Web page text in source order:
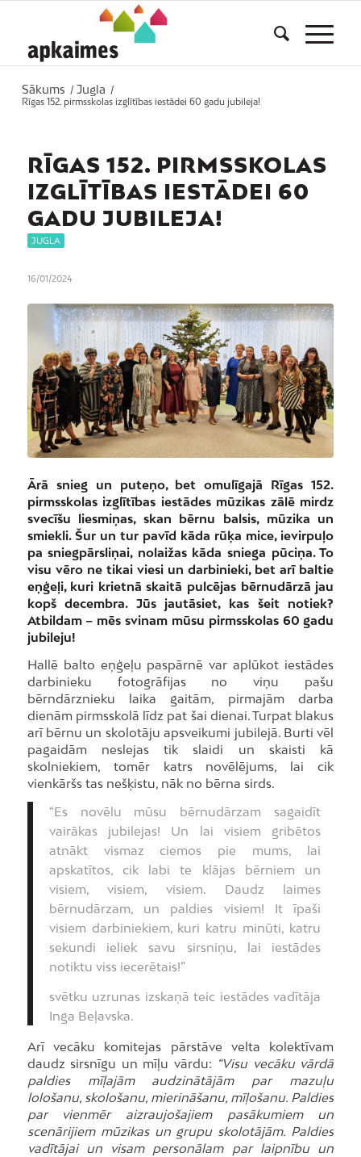
Sākums / Jugla
/
Rīgas 152. pirmsskolas izglītības iestādei 60 gadu jubileja!
RĪGAS 152. PIRMSSKOLAS
IZGLĪTĪBAS IESTĀDEI 60
GADU JUBILEJA!
JUGLA
16/01/2024
Ārā snieg un puteņo, bet omulīgajā Rīgas 152.
pirmsskolas izglītības iestādes mūzikas zālē mirdz
svecīšu liesmiņas, skan bērnu balsis, mūzika un
smiekli. Šur un tur pavīd kāda rūķa mice, ievirpuļo
pa sniegpārsliņai, nolaižas kāda sniega pūciņa. To
visu vēro ne tikai viesi un darbinieki, bet arī baltie
eņģeļi, kuri krietnā skaitā pulcējas bērnudārzā jau
kopš decembra. Jūs jautāsiet, kas šeit notiek?
Atbildam – mēs svinam mūsu pirmsskolas 60 gadu
jubileju!
Hallē balto eņģeļu paspārnē var aplūkot iestādes
darbinieku fotogrāfijas no viņu pašu
bērndārznieku laika gaitām, pirmajām darba
dienām pirmsskolā līdz pat šai dienai. Turpat blakus
arī bērnu un skolotāju apsveikumi jubilejā. Burti vēl
pagaidām neslejas tik slaidi un skaisti kā
skolniekiem, tomēr katrs novēlējums, lai cik
vienkāršs tas nešķistu, nāk no bērna sirds.
“Es novēlu mūsu bērnudārzam sagaidīt
vairākas jubilejas! Un lai visiem gribētos
atnākt vismaz ciemos pie mums, lai
apskatītos, cik labi te klājas bērniem un
visiem, visiem, visiem. Daudz laimes
bērnudārzam, un paldies visiem! It īpaši
visiem darbiniekiem, kuri katru minūti, katru
sekundi ieliek savu sirsniņu, lai iestādes
notiktu viss iecerētais!”
svētku uzrunas izskaņā teic iestādes vadītāja
Inga Beļavska.
Arī vecāku komitejas pārstāve velta kolektīvam
daudz sirsnīgu un mīļu vārdu: “Visu vecāku vārdā
paldies mīļajām audzinātājām par mazuļu
lološanu, skološanu, mierināšanu, mīļošanu. Paldies
par vienmēr aizraujošajiem pasākumiem un
scenārijiem mūzikas un grupu skolotājām. Paldies
vadītājai un visam personālam par laipnību un